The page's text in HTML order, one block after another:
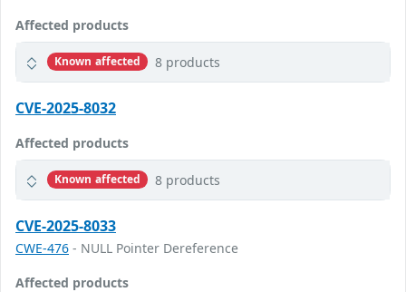
Affected products
Known affected 8 products
CVE-2025-8032
Affected products
Known affected 8 products
CVE-2025-8033
CWE-476 - NULL Pointer Dereference
Affected products